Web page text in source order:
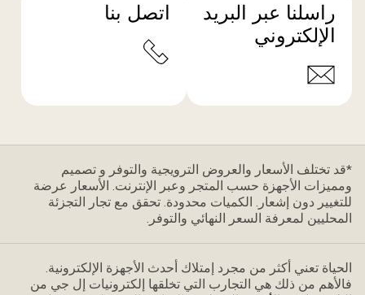
راسلنا عبر البريد
الإلكتروني
اتصل بنا
*قد تختلف الأسعار والعروض الترويجية والتوفر و تصميم
ومميزات الأجهزة حسب المتجر وعبر الإنترنت. الأسعار عرضة
للتغيير دون إشعار. الكميات محدودة. تحقق مع تجار التجزئة
المحليين لمعرفة السعر النهائي والتوفر.
الحياة تعني أكثر من مجرد إمتلاك أحدث الأجهزة الإلكترونية.
فاﻷهم من ذلك هي التجارب التي تخلقها إلكترونيات إل جي من